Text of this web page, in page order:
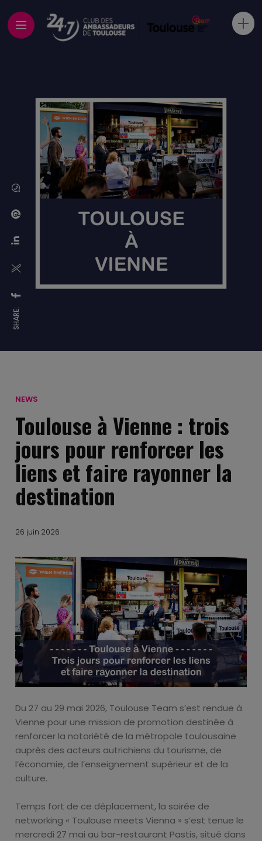
SHARE:
NEWS
Toulouse à Vienne : trois
jours pour renforcer les
liens et faire rayonner la
destination
26 juin 2026
Du 27 au 29 mai 2026, Toulouse Team s’est rendue à
Vienne pour une mission de promotion destinée à
renforcer la notoriété de la métropole toulousaine
auprès des acteurs autrichiens du tourisme, de
l’économie, de l’enseignement supérieur et de la
culture.
Temps fort de ce déplacement, la soirée de
networking « Toulouse meets Vienna » s’est tenue le
mercredi 27 mai au bar-restaurant Pastis, situé dans